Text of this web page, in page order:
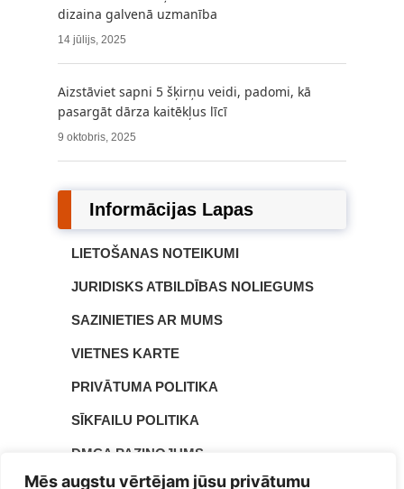
Mēs augstu vērtējam jūsu privātumu
dizaina galvenā uzmanība
14 jūlijs, 2025
Aizstāviet sapni 5 šķirņu veidi, padomi, kā
pasargāt dārza kaitēkļus līcī
9 oktobris, 2025
Informācijas Lapas
LIETOŠANAS NOTEIKUMI
JURIDISKS ATBILDĪBAS NOLIEGUMS
SAZINIETIES AR MUMS
VIETNES KARTE
PRIVĀTUMA POLITIKA
SĪKFAILU POLITIKA
DMCA PAZIŅOJUMS